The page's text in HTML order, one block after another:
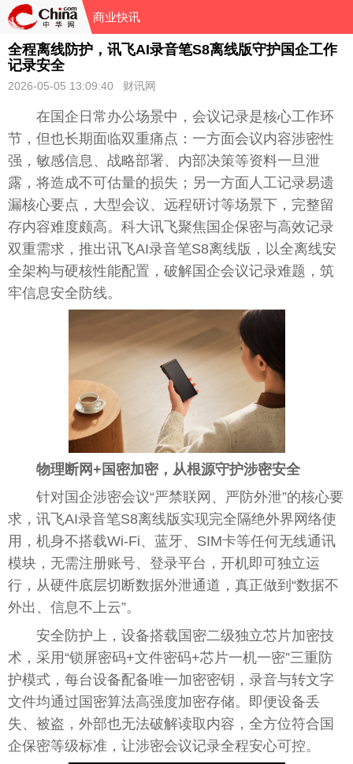
商业快讯
全程离线防护，讯飞AI录音笔S8离线版守护国企工作
记录安全
2026-05-05 13:09:40 财讯网
在国企日常办公场景中，会议记录是核心工作环
节，但也长期面临双重痛点：一方面会议内容涉密性
强，敏感信息、战略部署、内部决策等资料一旦泄
露，将造成不可估量的损失；另一方面人工记录易遗
漏核心要点，大型会议、远程研讨等场景下，完整留
存内容难度颇高。科大讯飞聚焦国企保密与高效记录
双重需求，推出讯飞AI录音笔S8离线版，以全离线安
全架构与硬核性能配置，破解国企会议记录难题，筑
牢信息安全防线。
物理断网+国密加密，从根源守护涉密安全
针对国企涉密会议“严禁联网、严防外泄”的核心要
求，讯飞AI录音笔S8离线版实现完全隔绝外界网络使
用，机身不搭载Wi-Fi、蓝牙、SIM卡等任何无线通讯
模块，无需注册账号、登录平台，开机即可独立运
行，从硬件底层切断数据外泄通道，真正做到“数据不
外出、信息不上云”。
安全防护上，设备搭载国密二级独立芯片加密技
术，采用“锁屏密码+文件密码+芯片一机一密”三重防
护模式，每台设备配备唯一加密密钥，录音与转文字
文件均通过国密算法高强度加密存储。即便设备丢
失、被盗，外部也无法破解读取内容，全方位符合国
企保密等级标准，让涉密会议记录全程安心可控。